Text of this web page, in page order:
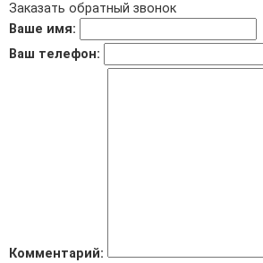
Заказать обратный звонок
Ваше имя:
Ваш телефон:
Комментарий: